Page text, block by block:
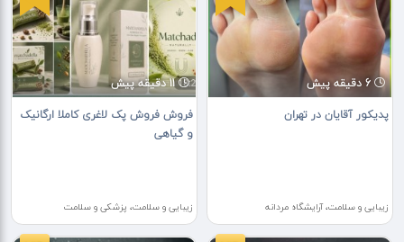
6 دقیقه پیش
پدیکور آقایان در تهران
زیبایی و سلامت، آرایشگاه مردانه
11 دقیقه پیش
فروش فروش پک لاغری کاملا ارگانیک
و گیاهی
زیبایی و سلامت، پزشکی و سلامت